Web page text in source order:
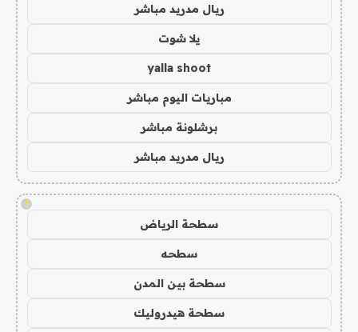
ريال مدريد مباشر
يلا شوت
yalla shoot
مباريات اليوم مباشر
برشلونة مباشر
ريال مدريد مباشر
!
سطحة الرياض
سطحه
سطحة بين المدن
سطحة هيدروليك